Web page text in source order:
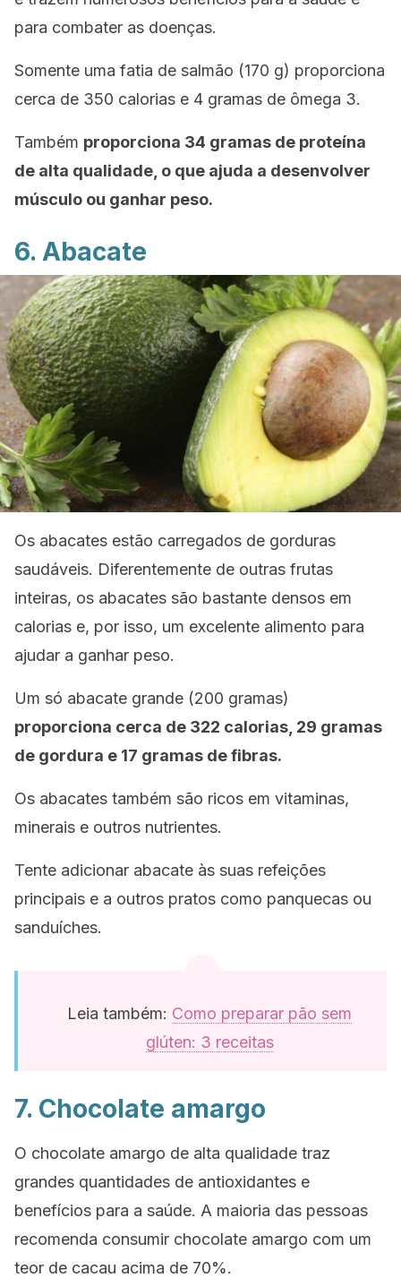
para combater as doenças.
Somente uma fatia de salmão (170 g) proporciona
cerca de 350 calorias e 4 gramas de ômega 3.
Também proporciona 34 gramas de proteína
de alta qualidade, o que ajuda a desenvolver
músculo ou ganhar peso.
6. Abacate
Os abacates estão carregados de gorduras
saudáveis. Diferentemente de outras frutas
inteiras, os abacates são bastante densos em
calorias e, por isso, um excelente alimento para
ajudar a ganhar peso.
Um só abacate grande (200 gramas)
proporciona cerca de 322 calorias, 29 gramas
de gordura e 17 gramas de fibras.
Os abacates também são ricos em vitaminas,
minerais e outros nutrientes.
Tente adicionar abacate às suas refeições
principais e a outros pratos como panquecas ou
sanduíches.
Leia também: Como preparar pão sem
glúten: 3 receitas
7. Chocolate amargo
O chocolate amargo de alta qualidade traz
grandes quantidades de antioxidantes e
benefícios para a saúde. A maioria das pessoas
recomenda consumir chocolate amargo com um
teor de cacau acima de 70%.